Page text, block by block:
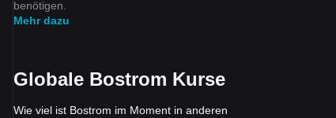
benötigen.
Mehr dazu
Globale Bostrom Kurse
Wie viel ist Bostrom im Moment in anderen